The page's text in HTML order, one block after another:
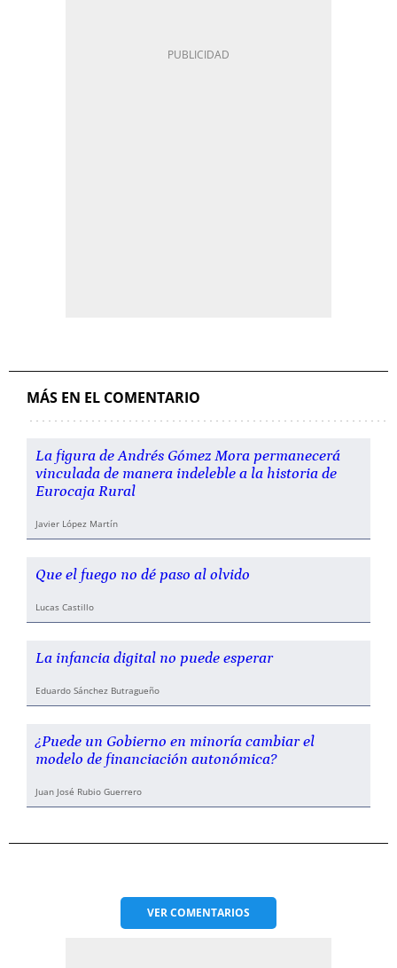
MÁS EN EL COMENTARIO
La figura de Andrés Gómez Mora permanecerá
vinculada de manera indeleble a la historia de
Eurocaja Rural
Javier López Martín
Que el fuego no dé paso al olvido
Lucas Castillo
La infancia digital no puede esperar
Eduardo Sánchez Butragueño
¿Puede un Gobierno en minoría cambiar el
modelo de financiación autonómica?
Juan José Rubio Guerrero
VERCOMENTARIOS